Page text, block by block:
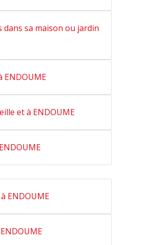
sa maison ou jardin
ENDOUME
et à ENDOUME
ENDOUME